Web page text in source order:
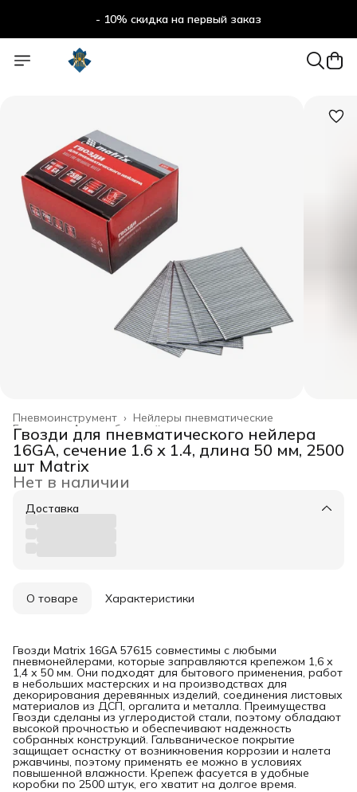
Нейлеры пневматические
Пневмоинструмент ›
Автомобильный инструмент ›
Главная ›
Гвозди для пневматического нейлера
16GA, сечение 1.6 х 1.4, длина 50 мм, 2500
шт Matrix
Нет в наличии
Доставка
О товаре Характеристики
Гвозди Matrix 16GA 57615 совместимы с любыми
пневмонейлерами, которые заправляются крепежом 1,6 х
1,4 х 50 мм. Они подходят для бытового применения, работ
в небольших мастерских и на производствах для
декорирования деревянных изделий, соединения листовых
материалов из ДСП, оргалита и металла. Преимущества
Гвозди сделаны из углеродистой стали, поэтому обладают
высокой прочностью и обеспечивают надежность
собранных конструкций. Гальваническое покрытие
защищает оснастку от возникновения коррозии и налета
ржавчины, поэтому применять ее можно в условиях
повышенной влажности. Крепеж фасуется в удобные
коробки по 2500 штук, его хватит на долгое время.